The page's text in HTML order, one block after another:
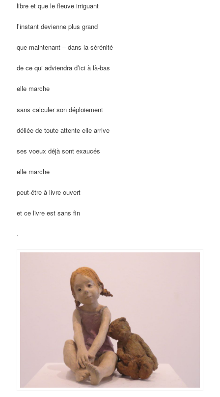
libre et que le fleuve irriguant
l’instant devienne plus grand
que maintenant – dans la sérénité
de ce qui adviendra d’ici à là-bas
elle marche
sans calculer son déploiement
déliée de toute attente elle arrive
ses voeux déjà sont exaucés
elle marche
peut-être à livre ouvert
et ce livre est sans fin
.